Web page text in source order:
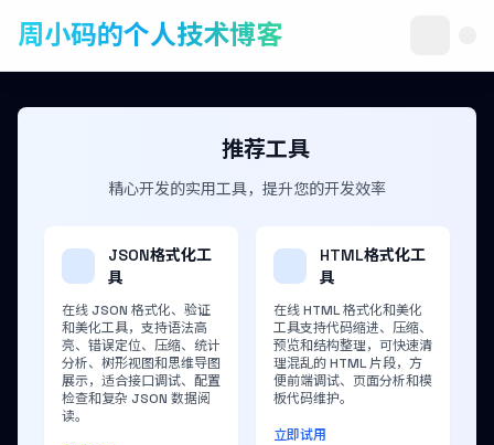
周小码的个人技术博客
推荐工具
精心开发的实用工具，提升您的开发效率
JSON格式化工
具
在线 JSON 格式化、验证
和美化工具，支持语法高
亮、错误定位、压缩、统计
分析、树形视图和思维导图
展示，适合接口调试、配置
检查和复杂 JSON 数据阅
读。
HTML格式化工
具
在线 HTML 格式化和美化
工具支持代码缩进、压缩、
预览和结构整理，可快速清
理混乱的 HTML 片段，方
便前端调试、页面分析和模
板代码维护。
立即试用